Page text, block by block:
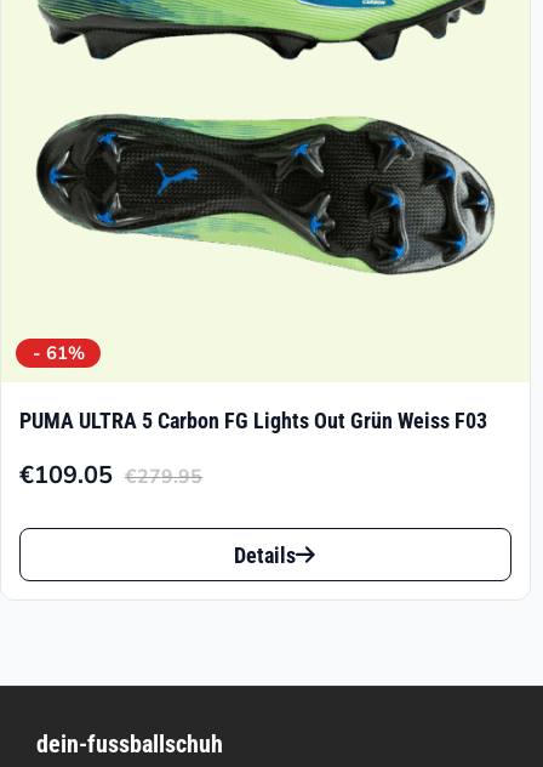
können
Produktseite
gewählt
- 61%
PUMA ULTRA 5 Carbon FG Lights Out Grün Weiss F03
€279.95
Ursprünglicher
Preis
€279.95
€109.05
Aktueller
Preis
€109.05.
Dieses
Produkt
auf.
Details
dein-fussballschuh